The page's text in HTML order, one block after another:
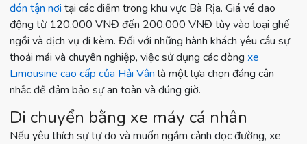
đón tận nơi tại các điểm trong khu vực Bà Rịa. Giá vé dao
động từ 120.000 VNĐ đến 200.000 VNĐ tùy vào loại ghế
ngồi và dịch vụ đi kèm. Đối với những hành khách yêu cầu sự
thoải mái và chuyên nghiệp, việc sử dụng các dòng xe
Limousine cao cấp của Hải Vân là một lựa chọn đáng cân
nhắc để đảm bảo sự an toàn và đúng giờ.
Di chuyển bằng xe máy cá nhân
Nếu yêu thích sự tự do và muốn ngắm cảnh dọc đường, xe